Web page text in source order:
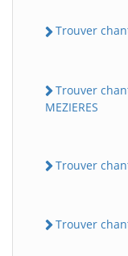
Trouver
Trouver
MEZIERES
Trouver
Trouver